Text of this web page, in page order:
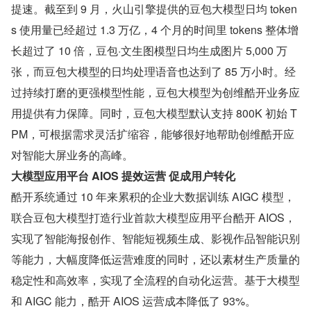
提速。截至到 9 月，火山引擎提供的豆包大模型日均 token
s 使用量已经超过 1.3 万亿，4 个月的时间里 tokens 整体增
长超过了 10 倍，豆包·文生图模型日均生成图片 5,000 万
张，而豆包大模型的日均处理语音也达到了 85 万小时。经
过持续打磨的更强模型性能，豆包大模型为创维酷开业务应
用提供有力保障。同时，豆包大模型默认支持 800K 初始 T
PM，可根据需求灵活扩缩容，能够很好地帮助创维酷开应
对智能大屏业务的高峰。
大模型应用平台 AIOS 提效运营 促成用户转化
酷开系统通过 10 年来累积的企业大数据训练 AIGC 模型，
联合豆包大模型打造行业首款大模型应用平台酷开 AIOS，
实现了智能海报创作、智能短视频生成、影视作品智能识别
等能力，大幅度降低运营难度的同时，还以素材生产质量的
稳定性和高效率，实现了全流程的自动化运营。基于大模型
和 AIGC 能力，酷开 AIOS 运营成本降低了 93%。